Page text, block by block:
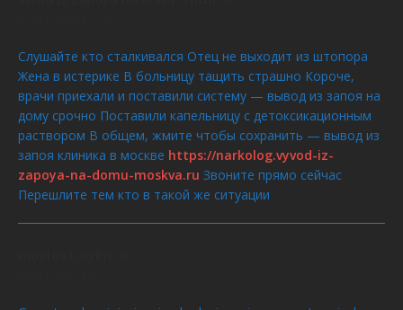
Слушайте кто сталкивался Отец не выходит из штопора
Жена в истерике В больницу тащить страшно Короче,
врачи приехали и поставили систему — вывод из запоя на
дому срочно Поставили капельницу с детоксикационным
раствором В общем, жмите чтобы сохранить — вывод из
запоя клиника в москве https://narkolog.vyvod-iz-
zapoya-na-domu-moskva.ru Звоните прямо сейчас
Перешлите тем кто в такой же ситуации